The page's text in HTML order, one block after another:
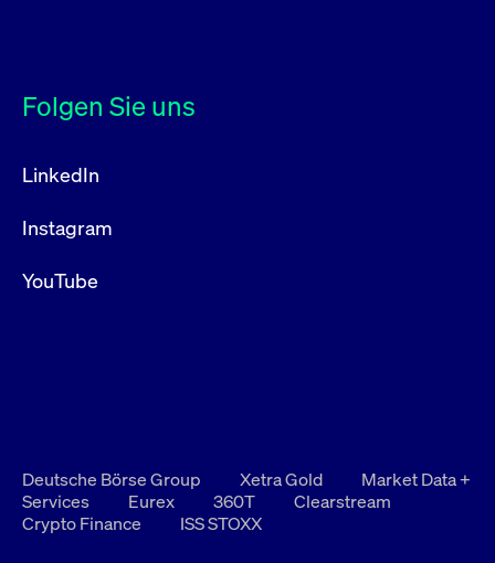
Folgen Sie uns
LinkedIn
Instagram
YouTube
Deutsche Börse Group Xetra Gold
Market Data +
Services
Eurex 360T
Clearstream
Crypto Finance
ISS STOXX